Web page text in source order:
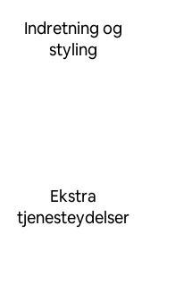
Indretning og
styling
Ekstra
tjenesteydelser